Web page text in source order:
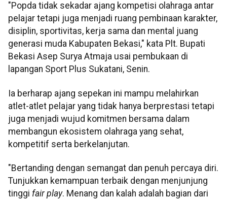
"Popda tidak sekadar ajang kompetisi olahraga antar
pelajar tetapi juga menjadi ruang pembinaan karakter,
disiplin, sportivitas, kerja sama dan mental juang
generasi muda Kabupaten Bekasi," kata Plt. Bupati
Bekasi Asep Surya Atmaja usai pembukaan di
lapangan Sport Plus Sukatani, Senin.
Ia berharap ajang sepekan ini mampu melahirkan
atlet-atlet pelajar yang tidak hanya berprestasi tetapi
juga menjadi wujud komitmen bersama dalam
membangun ekosistem olahraga yang sehat,
kompetitif serta berkelanjutan.
"Bertanding dengan semangat dan penuh percaya diri.
Tunjukkan kemampuan terbaik dengan menjunjung
tinggi fair play. Menang dan kalah adalah bagian dari